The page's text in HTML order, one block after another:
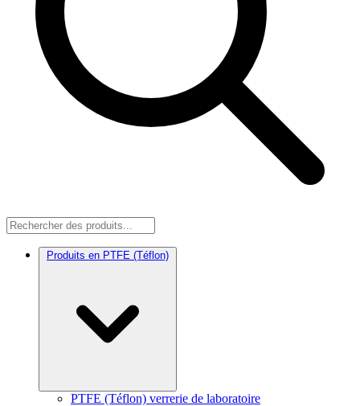
Produits en PTFE (Téflon)
PTFE (Téflon) verrerie de laboratoire